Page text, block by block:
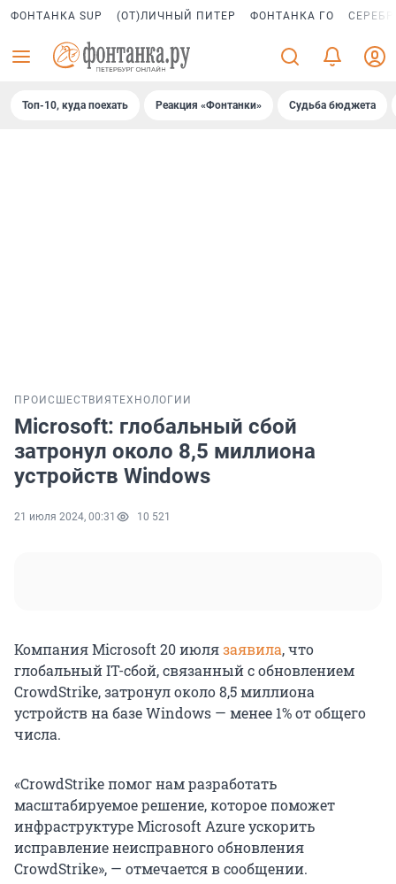
ФОНТАНКА SUP (ОТ)ЛИЧНЫЙ ПИТЕР ФОНТАНКА ГО
Топ-10, куда поехать Реакция «Фонтанки» Судьба бюджета
ПРОИСШЕСТВИЯ ТЕХНОЛОГИИ
Microsoft: глобальный сбой
затронул около 8,5 миллиона
устройств Windows
21 июля 2024, 00:31 10 521
Компания Microsoft 20 июлязаявила, что
глобальный IT-сбой, связанный с обновлением
CrowdStrike, затронул около 8,5 миллиона
устройств на базе Windows — менее 1% от общего
числа.
«CrowdStrike помог нам разработать
масштабируемое решение, которое поможет
инфраструктуре Microsoft Azure ускорить
исправление неисправного обновления
CrowdStrike», — отмечается в сообщении.